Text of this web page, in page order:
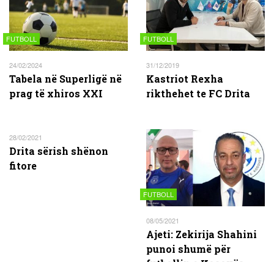
FUTBOLL
24/02/2024
Tabela në Superligë në
prag të xhiros XXI
FUTBOLL
31/12/2019
Kastriot Rexha
rikthehet te FC Drita
28/02/2021
Drita sërish shënon
fitore
FUTBOLL
08/05/2021
Ajeti: Zekirija Shahini
punoi shumë për